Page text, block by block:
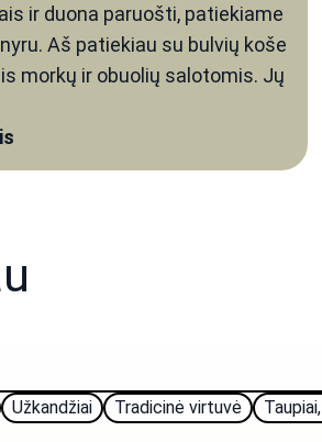
ir duona paruošti, patiekiame
Aš patiekiau su bulvių koše
morkų ir obuolių salotomis. Jų
Užkandžiai Tradicinė virtuvė